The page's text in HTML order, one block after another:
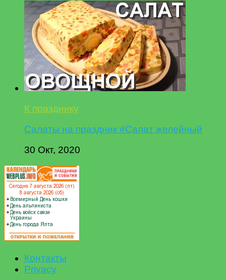
К празднику
Салаты на праздник #Салат желейный
30 Окт, 2020
Контакты
Privacy